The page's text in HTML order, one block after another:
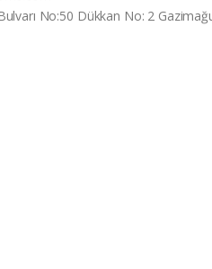
No:50 Dükkan No: 2